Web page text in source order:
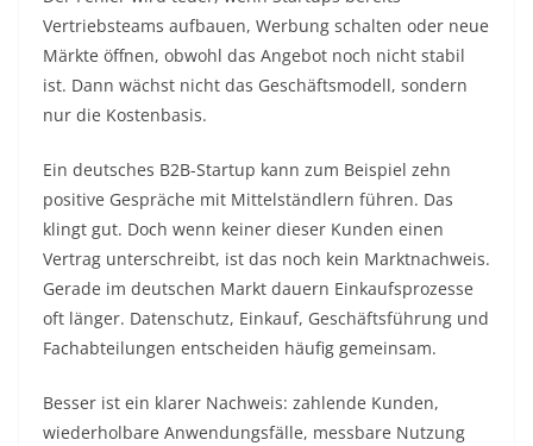
Vertriebsteams aufbauen, Werbung schalten oder neue
Märkte öffnen, obwohl das Angebot noch nicht stabil
ist. Dann wächst nicht das Geschäftsmodell, sondern
nur die Kostenbasis.
Ein deutsches B2B-Startup kann zum Beispiel zehn
positive Gespräche mit Mittelständlern führen. Das
klingt gut. Doch wenn keiner dieser Kunden einen
Vertrag unterschreibt, ist das noch kein Marktnachweis.
Gerade im deutschen Markt dauern Einkaufsprozesse
oft länger. Datenschutz, Einkauf, Geschäftsführung und
Fachabteilungen entscheiden häufig gemeinsam.
Besser ist ein klarer Nachweis: zahlende Kunden,
wiederholbare Anwendungsfälle, messbare Nutzung